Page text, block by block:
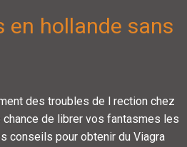
en hollande sans
des troubles de l rection chez
chance de librer vos fantasmes les
conseils pour obtenir du Viagra